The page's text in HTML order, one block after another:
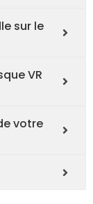
sur le
VR
votre